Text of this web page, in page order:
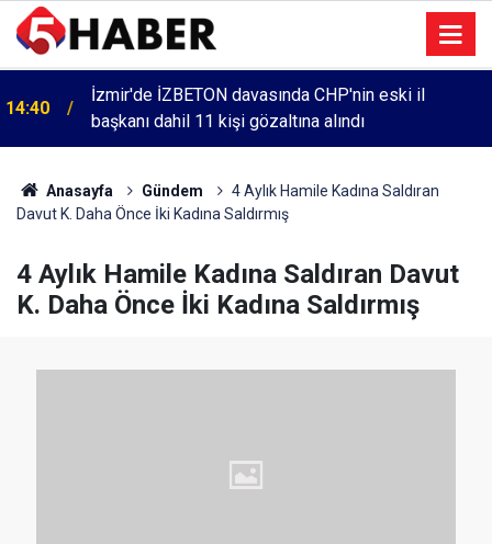
14:40
İzmir'de İZBETON davasında CHP'nin eski il
başkanı dahil 11 kişi gözaltına alındı
Anasayfa Gündem
4 Aylık Hamile Kadına Saldıran
Davut K. Daha Önce İki Kadına Saldırmış
4 Aylık Hamile Kadına Saldıran Davut
K. Daha Önce İki Kadına Saldırmış